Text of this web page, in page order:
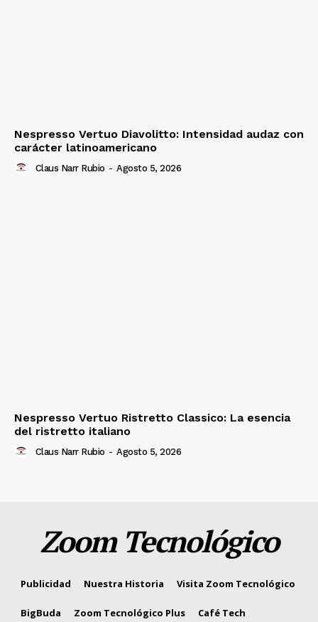
Nespresso Vertuo Diavolitto: Intensidad audaz con
carácter latinoamericano
Claus Narr Rubio - Agosto 5, 2026
Nespresso Vertuo Ristretto Classico: La esencia
del ristretto italiano
Claus Narr Rubio - Agosto 5, 2026
Zoom Tecnológico
Publicidad Nuestra Historia Visita Zoom Tecnológico
BigBuda Zoom Tecnológico Plus Café Tech